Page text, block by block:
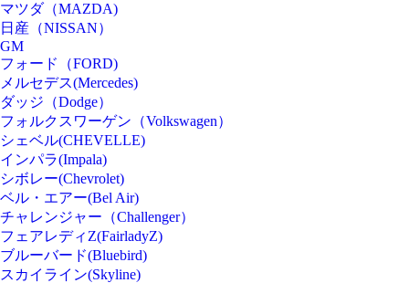
マツダ（MAZDA)
日産（NISSAN）
GM
フォード（FORD)
メルセデス(Mercedes)
ダッジ（Dodge）
フォルクスワーゲン（Volkswagen）
シェベル(CHEVELLE)
インパラ(Impala)
シボレー(Chevrolet)
ベル・エアー(Bel Air)
チャレンジャー（Challenger）
フェアレディZ(FairladyZ)
ブルーバード(Bluebird)
スカイライン(Skyline)